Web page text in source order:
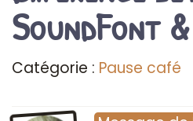
SoundFont
Catégorie : Pause café